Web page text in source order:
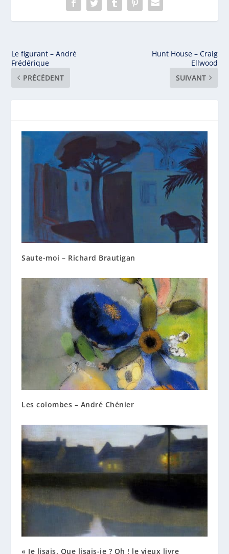
Le figurant – André
Frédérique
PRÉCÉDENT
Hunt House – Craig
Ellwood
SUIVANT
Saute-moi – Richard Brautigan
Les colombes – André Chénier
« Je lisais. Que lisais-je ? Oh ! le vieux livre